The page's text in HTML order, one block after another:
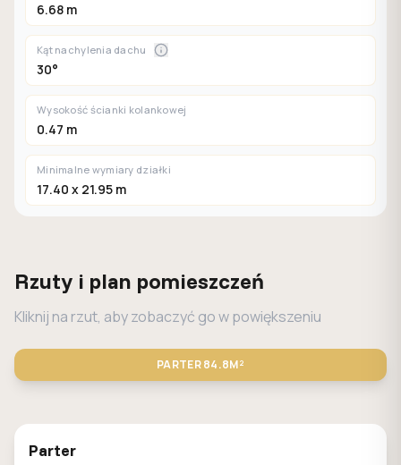
6.68 m
Kąt nachylenia dachu
30°
Wysokość ścianki kolankowej
0.47 m
Minimalne wymiary działki
17.40 x 21.95 m
Rzuty i plan pomieszczeń
Kliknij na rzut, aby zobaczyć go w powiększeniu
PARTER84.8M²
Parter